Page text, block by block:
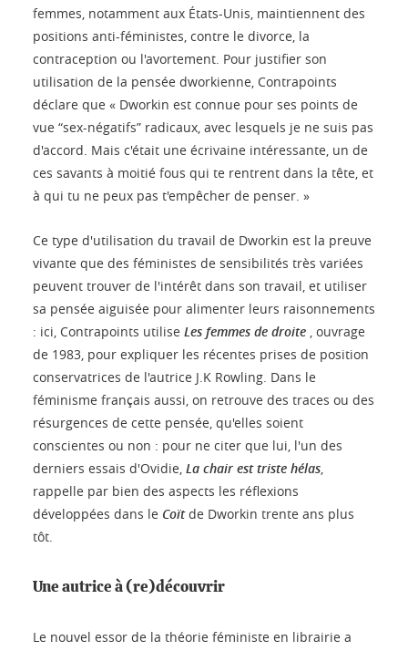
femmes, notamment aux États-Unis, maintiennent des
positions anti-féministes, contre le divorce, la
contraception ou l'avortement. Pour justifier son
utilisation de la pensée dworkienne, Contrapoints
déclare que « Dworkin est connue pour ses points de
vue “sex-négatifs” radicaux, avec lesquels je ne suis pas
d'accord. Mais c'était une écrivaine intéressante, un de
ces savants à moitié fous qui te rentrent dans la tête, et
à qui tu ne peux pas t'empêcher de penser. »
Ce type d'utilisation du travail de Dworkin est la preuve
vivante que des féministes de sensibilités très variées
peuvent trouver de l'intérêt dans son travail, et utiliser
sa pensée aiguisée pour alimenter leurs raisonnements
: ici, Contrapoints utilise Les femmes de droite , ouvrage
de 1983, pour expliquer les récentes prises de position
conservatrices de l'autrice J.K Rowling. Dans le
féminisme français aussi, on retrouve des traces ou des
résurgences de cette pensée, qu'elles soient
conscientes ou non : pour ne citer que lui, l'un des
derniers essais d'Ovidie, La chair est triste hélas
rappelle par bien des aspects les réflexions
développées dans le Coïtde Dworkin trente ans plus
tôt.
Une autrice à (re)découvrir
Le nouvel essor de la théorie féministe en librairie a